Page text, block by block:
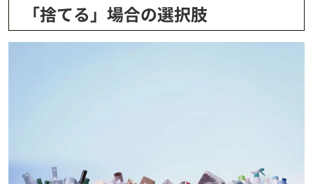
「捨てる」場合の選択肢